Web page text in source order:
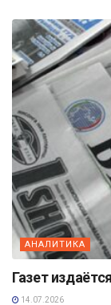
АНАЛИТИКА
Газет
14.07.2026